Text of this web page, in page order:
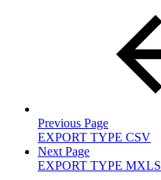
Previous Page
EXPORT TYPE CSV
Next Page
EXPORT TYPE MXLS